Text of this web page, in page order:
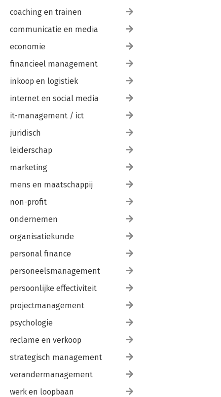
coaching en trainen
communicatie en media
economie
financieel management
inkoop en logistiek
internet en social media
it-management / ict
juridisch
leiderschap
marketing
mens en maatschappij
non-profit
ondernemen
organisatiekunde
personal finance
personeelsmanagement
persoonlijke effectiviteit
projectmanagement
psychologie
reclame en verkoop
strategisch management
verandermanagement
werk en loopbaan